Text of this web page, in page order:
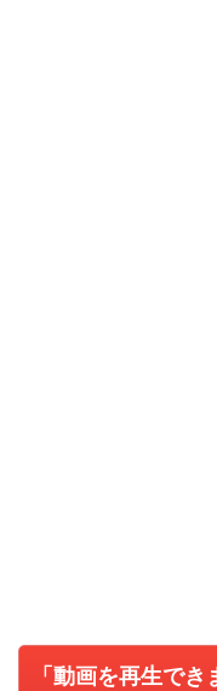
「動画を再生で